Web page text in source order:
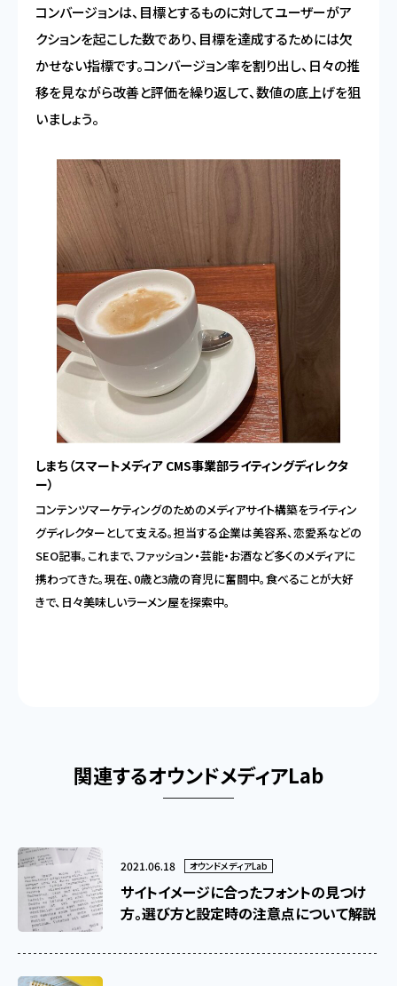
コンバージョンは、目標とするものに対してユーザーがア
クションを起こした数であり、目標を達成するためには欠
かせない指標です。コンバージョン率を割り出し、日々の推
移を見ながら改善と評価を繰り返して、数値の底上げを狙
いましょう。
しまち（スマートメディア CMS事業部ライティングディレクタ
ー）
コンテンツマーケティングのためのメディアサイト構築をライティン
グディレクターとして支える。担当する企業は美容系、恋愛系などの
SEO記事。これまで、ファッション・芸能・お酒など多くのメディアに
携わってきた。現在、0歳と3歳の育児に奮闘中。食べることが大好
きで、日々美味しいラーメン屋を探索中。
関連するオウンドメディアLab
オウンドメディアLab
2021.06.18
サイトイメージに合ったフォントの見つけ
方。選び方と設定時の注意点について解説